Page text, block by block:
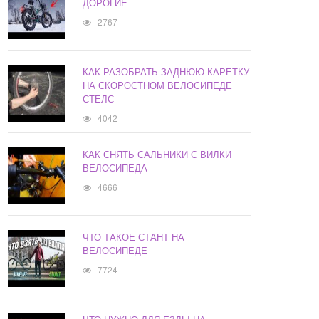
ДОРОГИЕ
2767
КАК РАЗОБРАТЬ ЗАДНЮЮ КАРЕТКУ
НА СКОРОСТНОМ ВЕЛОСИПЕДЕ
СТЕЛС
4042
КАК СНЯТЬ САЛЬНИКИ С ВИЛКИ
ВЕЛОСИПЕДА
4666
ЧТО ТАКОЕ СТАНТ НА
ВЕЛОСИПЕДЕ
7724